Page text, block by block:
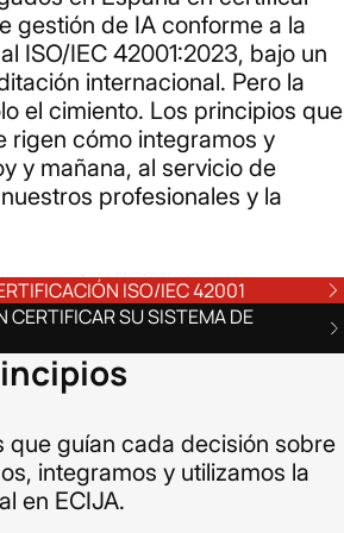
gestión de IA conforme a la
ISO/IEC 42001:2023, bajo un
internacional. Pero la
el cimiento. Los principios que
rigen cómo integramos y
y mañana, al servicio de
profesionales y la
ISO/IEC 42001
CERTIFICAR SU SISTEMA DE
que guían cada decisión sobre
integramos y utilizamos la
en ECIJA.